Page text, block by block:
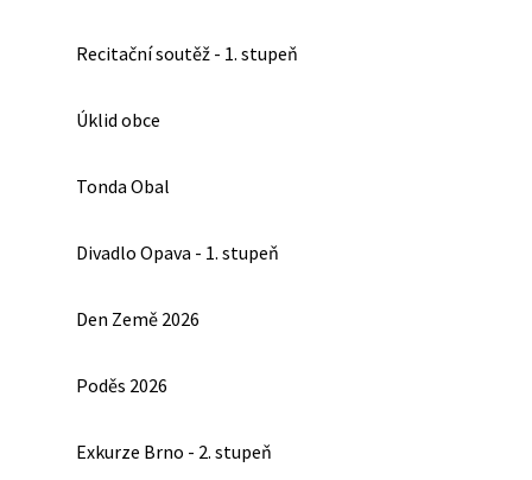
Recitační soutěž - 1. stupeň
Úklid obce
Tonda Obal
Divadlo Opava - 1. stupeň
Den Země 2026
Poděs 2026
Exkurze Brno - 2. stupeň